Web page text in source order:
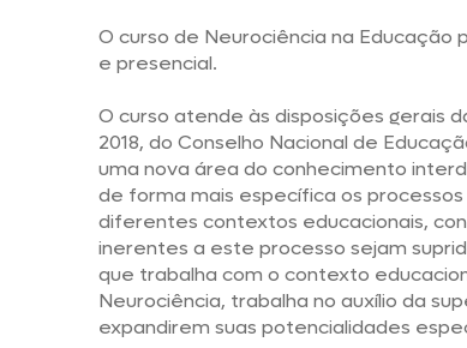
O curso de Neurociência na Educação
e presencial.
O curso atende às disposições gerais
2018, do Conselho Nacional de
uma nova área do conhecimento
de forma mais específica os
diferentes contextos educacionais,
inerentes a este processo sejam
que trabalha com o contexto
Neurociência, trabalha no auxílio da
expandirem suas potencialidades